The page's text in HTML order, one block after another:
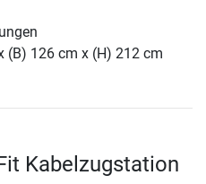
(B) 126 cm x (H) 212 cm
Kabelzugstation